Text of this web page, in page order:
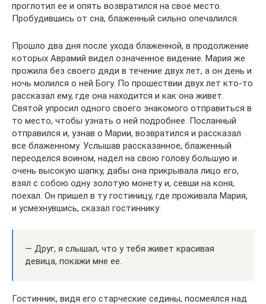
проглотил ее и опять возвратился на свое место.
Пробудившись от сна, блаженный сильно опечалился.
Прошло два дня после ухода блаженной, в продолжение
которых Аврамий видел означенное видение. Мария же
прожила без своего дяди в течение двух лет, а он день и
ночь молился о ней Богу. По прошествии двух лет кто-то
рассказал ему, где она находится и как она живет.
Святой упросил одного своего знакомого отправиться в
то место, чтобы узнать о ней подробнее. Посланный
отправился и, узнав о Марии, возвратился и рассказал
все блаженному. Услышав рассказанное, блаженный
переоделся воином, надел на свою голову большую и
очень высокую шапку, дабы она прикрывала лицо его,
взял с собою одну золотую монету и, севши на коня,
поехал. Он пришел в ту гостиницу, где проживала Мария,
и усмехнувшись, сказал гостиннику:
— Друг, я слышал, что у тебя живет красивая
девица, покажи мне ее.
Гостинник, видя его старческие седины, посмеялся над